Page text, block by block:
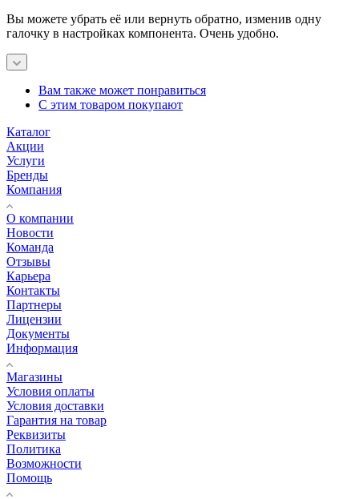
Вы можете убрать её или вернуть обратно, изменив одну
галочку в настройках компонента. Очень удобно.
Вам также может понравиться
С этим товаром покупают
Каталог
Акции
Услуги
Бренды
Компания
О компании
Новости
Команда
Отзывы
Карьера
Контакты
Партнеры
Лицензии
Документы
Информация
Магазины
Условия оплаты
Условия доставки
Гарантия на товар
Реквизиты
Политика
Возможности
Помощь